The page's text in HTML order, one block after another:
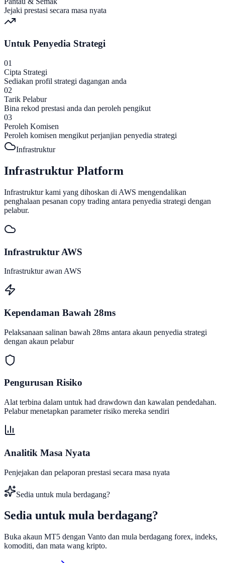
Jejaki prestasi secara masa nyata
Untuk Penyedia Strategi
01
Cipta Strategi
Sediakan profil strategi dagangan anda
02
Tarik Pelabur
Bina rekod prestasi anda dan peroleh pengikut
03
Peroleh Komisen
Peroleh komisen mengikut perjanjian penyedia strategi
Infrastruktur
Infrastruktur Platform
Infrastruktur kami yang dihoskan di AWS mengendalikan
penghalaan pesanan copy trading antara penyedia strategi dengan
pelabur.
Infrastruktur AWS
Infrastruktur awan AWS
Kependaman Bawah 28ms
Pelaksanaan salinan bawah 28ms antara akaun penyedia strategi
dengan akaun pelabur
Pengurusan Risiko
Alat terbina dalam untuk had drawdown dan kawalan pendedahan.
Pelabur menetapkan parameter risiko mereka sendiri
Analitik Masa Nyata
Penjejakan dan pelaporan prestasi secara masa nyata
Sedia untuk mula berdagang?
Sedia untuk mula berdagang?
Buka akaun MT5 dengan Vanto dan mula berdagang forex, indeks,
komoditi, dan mata wang kripto.